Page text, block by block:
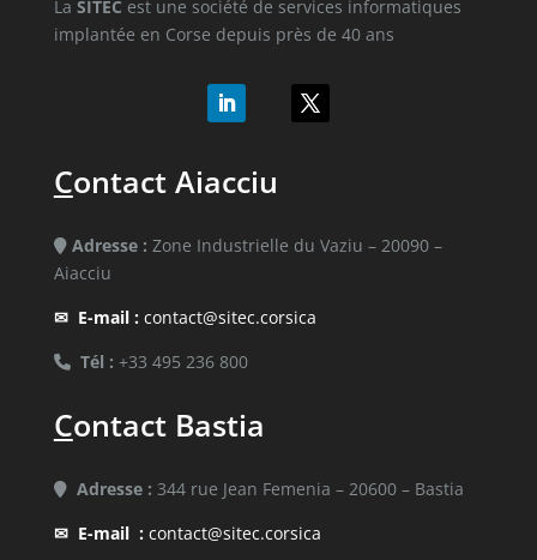
La SITEC est une société de services informatiques
implantée en Corse depuis près de 40 ans
Contact Aiacciu
Adresse : Zone Industrielle du Vaziu – 20090 –
Aiacciu
✉ E-mail :contact@sitec.corsica
Tél : +33 495 236 800
Contact Bastia
Adresse : 344 rue Jean Femenia – 20600 – Bastia
✉ E-mail :contact@sitec.corsica